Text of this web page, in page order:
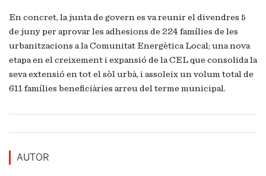
En concret, la junta de govern es va reunir el divendres 5
de juny per aprovar les adhesions de 224 famílies de les
urbanitzacions a la Comunitat Energètica Local; una nova
etapa en el creixement i expansió de la CEL que consolida la
seva extensió en tot el sòl urbà, i assoleix un volum total de
611 famílies beneficiàries arreu del terme municipal.
AUTOR